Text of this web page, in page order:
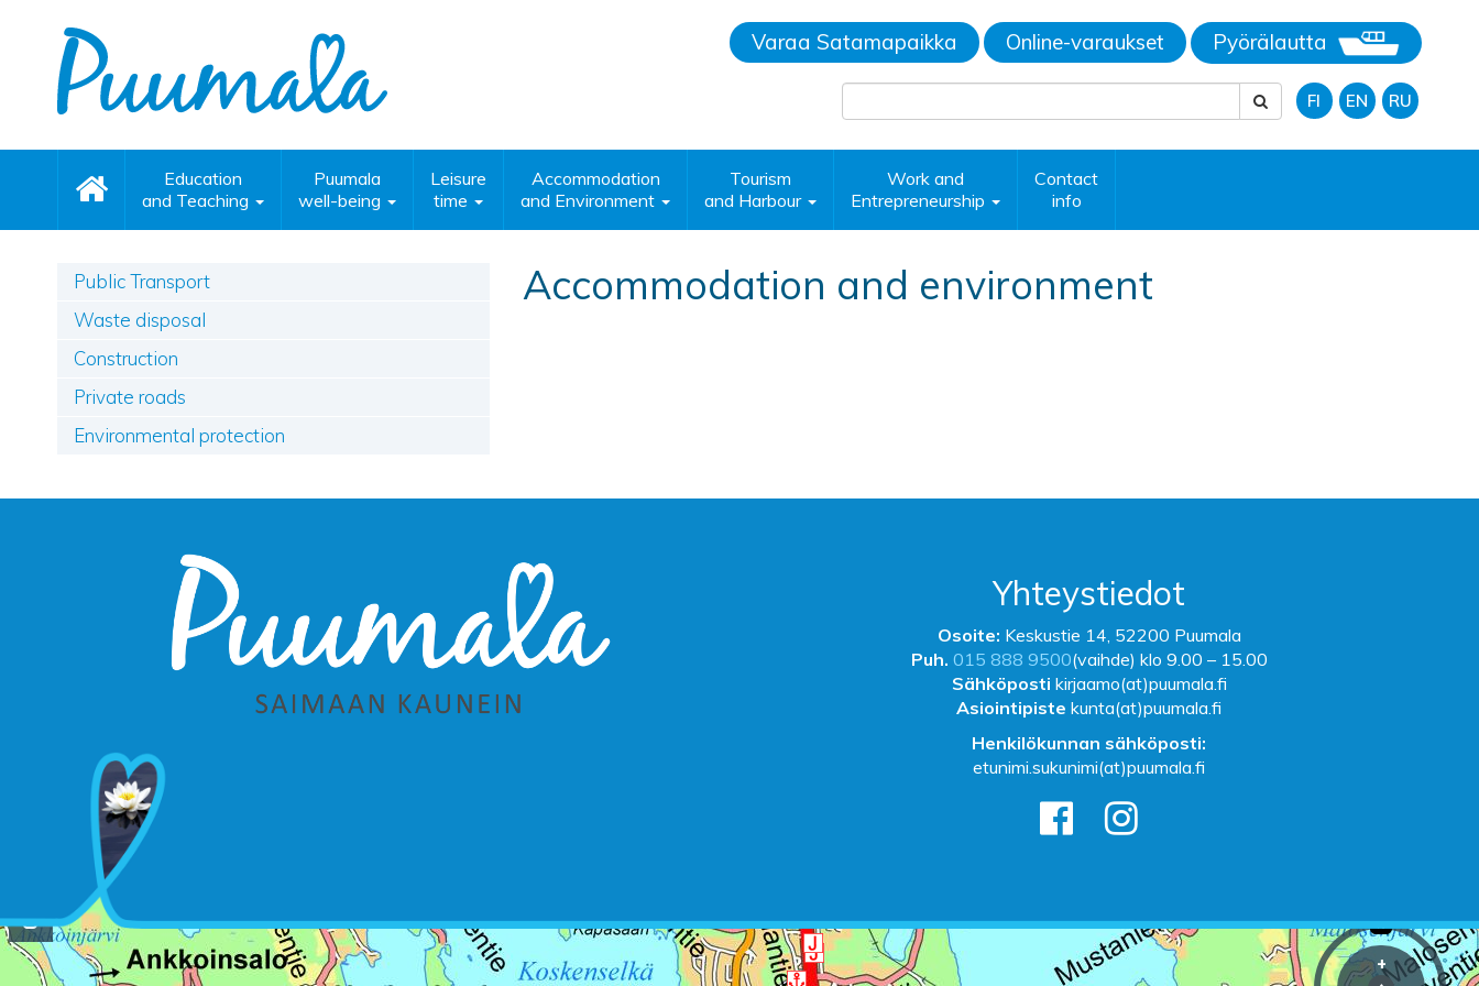
Varaa Satamapaikka Online-varaukset Pyörälautta
FI EN RU
Education
and Teaching
Puumala
well-being
Leisure
time
Accommodation
and Environment
Tourism
and Harbour
Work and
Entrepreneurship
Contact
info
Public Transport
Waste disposal
Construction
Private roads
Environmental protection
Accommodation and environment
Yhteystiedot
Osoite: Keskustie 14, 52200 Puumala
Puh. 015 888 9500(vaihde) klo 9.00 – 15.00
Sähköposti kirjaamo(at)puumala.fi
Asiointipiste kunta(at)puumala.fi
Henkilökunnan sähköposti:
etunimi.sukunimi(at)puumala.fi